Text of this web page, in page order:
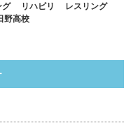
グ リハビリ
レスリング
野高校